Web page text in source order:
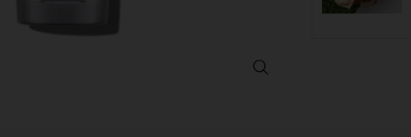
Facial Fuel Energizing Moisture